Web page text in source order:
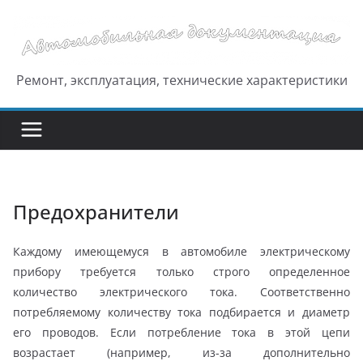
содержимому
Ремонт, эксплуатация, технические характеристики
Предохранители
Каждому имеющемуся в автомобиле электрическому
прибору требуется только строго определенное
количество электрического тока. Соответственно
потребляемому количеству тока подбирается и диаметр
его проводов. Если потребление тока в этой цепи
возрастает (например, из-за дополнительно